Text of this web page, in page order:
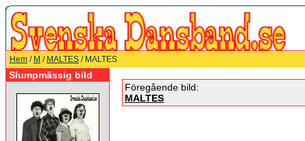
Hem / M / MALTES / MALTES
Slumpmässig bild
Föregående bild:
MALTES